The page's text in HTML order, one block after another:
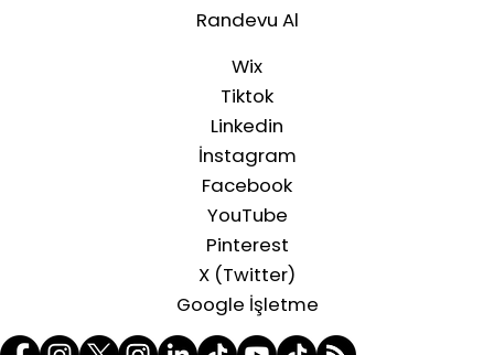
Randevu Al
Wix
Tiktok
Linkedin
İnstagram
Facebook
YouTube
Pinterest
X (Twitter)
Google İşletme